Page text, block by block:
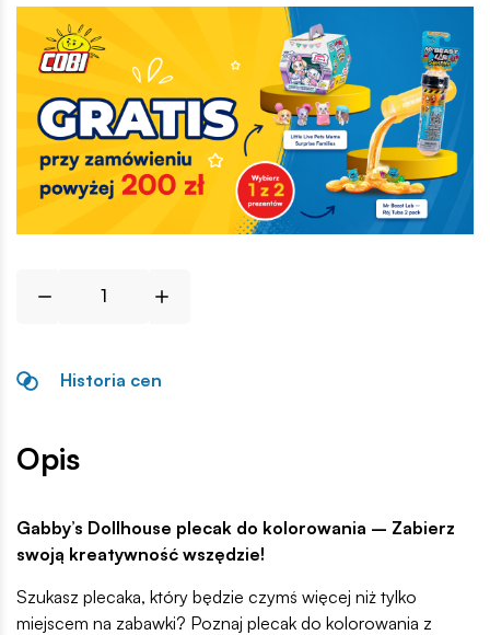
Historia cen
Opis
Gabby’s Dollhouse plecak do kolorowania – Zabierz
swoją kreatywność wszędzie!
Szukasz plecaka, który będzie czymś więcej niż tylko
miejscem na zabawki? Poznaj plecak do kolorowania z